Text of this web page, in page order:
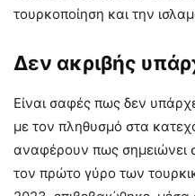
τουρκοποίηση και την
Δεν ακριβής
Είναι σαφές πως δεν
με τον πληθυσμό στα
αναφέρουν πως
τον πρώτο γύρο των